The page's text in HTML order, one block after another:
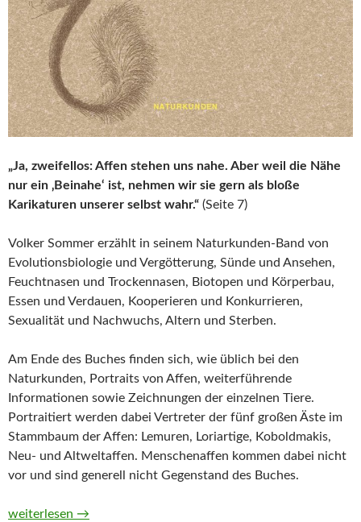
„Ja, zweifellos: Affen stehen uns nahe. Aber weil die Nähe
nur ein ‚Beinahe‘ ist, nehmen wir sie gern als bloße
Karikaturen unserer selbst wahr.“ (Seite 7)
Volker Sommer erzählt in seinem Naturkunden-Band von
Evolutionsbiologie und Vergötterung, Sünde und Ansehen,
Feuchtnasen und Trockennasen, Biotopen und Körperbau,
Essen und Verdauen, Kooperieren und Konkurrieren,
Sexualität und Nachwuchs, Altern und Sterben.
Am Ende des Buches finden sich, wie üblich bei den
Naturkunden, Portraits von Affen, weiterführende
Informationen sowie Zeichnungen der einzelnen Tiere.
Portraitiert werden dabei Vertreter der fünf großen Äste im
Stammbaum der Affen: Lemuren, Loriartige, Koboldmakis,
Neu- und Altweltaffen. Menschenaffen kommen dabei nicht
vor und sind generell nicht Gegenstand des Buches.
Affen. Ein Portrait (Naturkunden) von Volker Sommer
weiterlesen →